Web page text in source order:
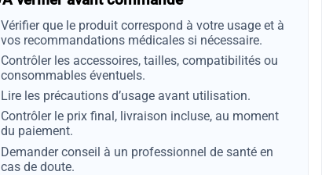
Vérifier que le produit correspond à votre usage et à
vos recommandations médicales si nécessaire.
Contrôler les accessoires, tailles, compatibilités ou
consommables éventuels.
Lire les précautions d’usage avant utilisation.
Contrôler le prix final, livraison incluse, au moment
du paiement.
Demander conseil à un professionnel de santé en
cas de doute.